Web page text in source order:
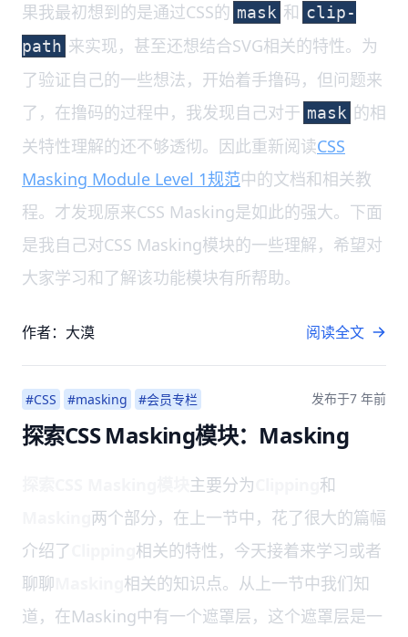
果我最初想到的是通过CSS的 mask 和 clip-
path 来实现，甚至还想结合SVG相关的特性。为
了验证自己的一些想法，开始着手撸码，但问题来
了，在撸码的过程中，我发现自己对于 mask 的相
关特性理解的还不够透彻。因此重新阅读CSS
Masking Module Level 1规范中的文档和相关教
程。才发现原来CSS Masking是如此的强大。下面
是我自己对CSS Masking模块的一些理解，希望对
大家学习和了解该功能模块有所帮助。
作者：大漠 阅读全文
#CSS #masking #会员专栏 发布于7 年前
探索CSS Masking模块：Masking
主要分为
和
两个部分，在上一节中，花了很大的篇幅
介绍了
相关的特性，今天接着来学习或者
聊聊
相关的知识点。从上一节中我们知
道，在Masking中有一个遮罩层，这个遮罩层是一